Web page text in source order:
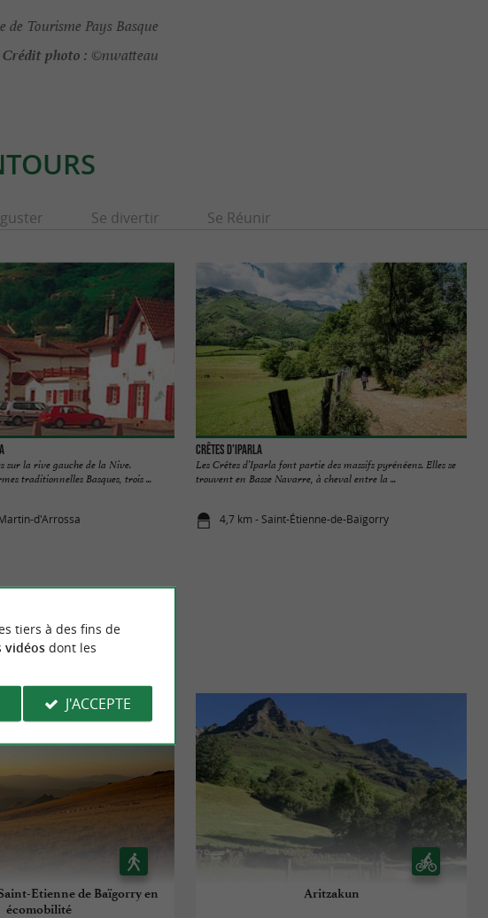
de Tourisme Pays Basque
Crédit photo : ©nwatteau
Se divertir Se Réunir
sur la rive gauche de la Nive.
traditionnelles Basques, trois ...
d'Arrossa
Crêtes d'Iparla
Les Crêtes d’Iparla font partie des massifs pyrénéens. Elles se
trouvent en Basse Navarre, à cheval entre la ...
4,7 km - Saint-Étienne-de-Baïgorry
Etienne de Baïgorry en
écomobilité
Aritzakun
tiers à des fins de
vidéosdont les
J'ACCEPTE